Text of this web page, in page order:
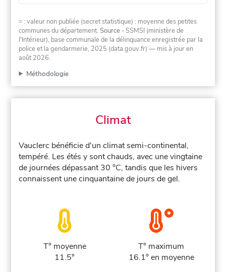
≈ : valeur non publiée (secret statistique) : moyenne des petites
communes du département.Source - SSMSI (ministère de
l'Intérieur), base communale de la délinquance enregistrée par la
police et la gendarmerie, 2025 (data.gouv.fr) — mis à jour en
août 2026.
Méthodologie
Climat
Vauclerc bénéficie d'un climat semi-continental,
tempéré. Les étés y sont chauds, avec une vingtaine
de journées dépassant 30 °C, tandis que les hivers
connaissent une cinquantaine de jours de gel.
T° moyenne
11.5°
T° maximum
16.1° en moyenne